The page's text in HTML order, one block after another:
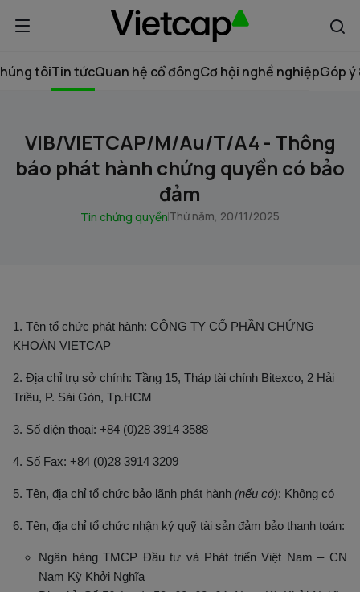
tôiTin tứcQuan hệ cổ đôngCơ hội nghề nghiệpGóp ý
VIB/VIETCAP/M/Au/T/A4 - Thông
báo phát hành chứng quyền có bảo
đảm
Tin chứng quyềnThứ năm, 20/11/2025
1. Tên tổ chức phát hành: CÔNG TY CỔ PHẦN CHỨNG
KHOÁN VIETCAP
2. Địa chỉ trụ sở chính: Tầng 15, Tháp tài chính Bitexco, 2 Hải
Triều, P. Sài Gòn, Tp.HCM
3. Số điện thoại: +84 (0)28 3914 3588
4. Số Fax: +84 (0)28 3914 3209
5. Tên, địa chỉ tổ chức bảo lãnh phát hành (nếu có): Không có
6. Tên, địa chỉ tổ chức nhận ký quỹ tài sản đảm bảo thanh toán:
Ngân hàng TMCP Đầu tư và Phát triển Việt Nam – CN
Nam Kỳ Khởi Nghĩa